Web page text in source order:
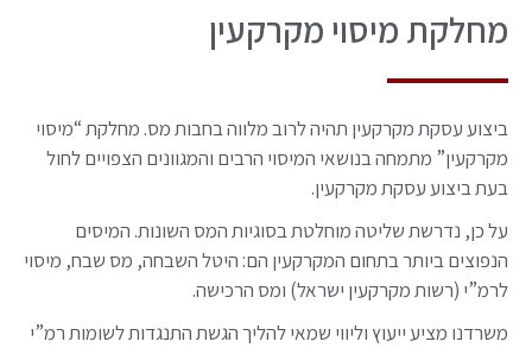
מחלקת מיסוי מקרקעין
ביצוע עסקת מקרקעין תהיה לרוב מלווה בחבות מס. מחלקת “מיסוי
מקרקעין” מתמחה בנושאי המיסוי הרבים והמגוונים הצפויים לחול
בעת ביצוע עסקת מקרקעין.
על כן, נדרשת שליטה מוחלטת בסוגיות המס השונות. המיסים
הנפוצים ביותר בתחום המקרקעין הם: היטל השבחה, מס שבח, מיסוי
לרמ”י (רשות מקרקעין ישראל) ומס הרכישה.
משרדנו מציע ייעוץ וליווי שמאי להליך הגשת התנגדות לשומות רמ”י